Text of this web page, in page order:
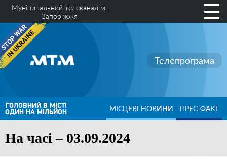
Муніципальний телеканал м.
Запоріжжя
Телепрограма
ГОЛОВНИЙ В МІСТІ
ОДИН НА МІЛЬЙОН МІСЦЕВІ НОВИНИ ПРЕС-ФАКТ
На часі – 03.09.2024